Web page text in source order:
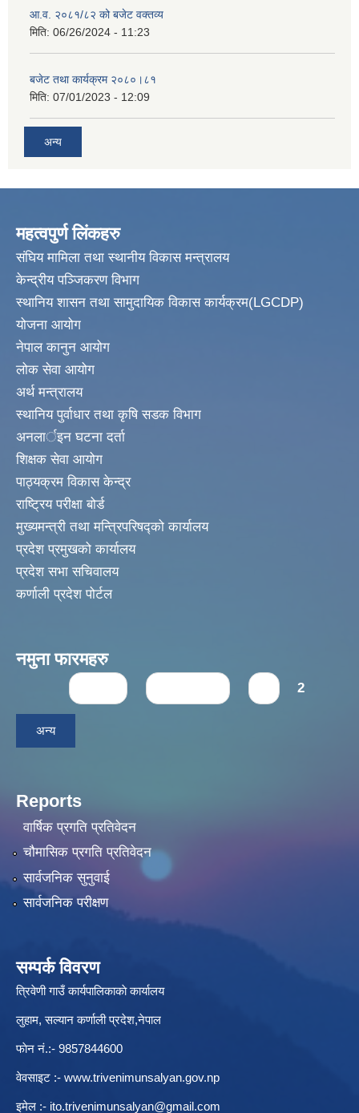
आ.व. २०८१/८२ को बजेट वक्तव्य
मिति: 06/26/2024 - 11:23
बजेट तथा कार्यक्रम २०८०।८१
मिति: 07/01/2023 - 12:09
अन्य
महत्वपुर्ण लिंकहरु
संघिय मामिला तथा स्थानीय विकास मन्त्रालय
केन्द्रीय पञ्जिकरण विभाग
स्थानिय शासन तथा सामुदायिक विकास कार्यक्रम(LGCDP)
योजना आयोग
नेपाल कानुन आयोग
लोक सेवा आयोग
अर्थ मन्त्रालय
स्थानिय पुर्वाधार तथा कृषि सडक विभाग
अनलार्इन घटना दर्ता
शिक्षक सेवा आयोग
पाठ्यक्रम विकास केन्द्र
राष्ट्रिय परीक्षा बोर्ड
मुख्यमन्त्री तथा मन्त्रिपरिषद्को कार्यालय
प्रदेश प्रमुखको कार्यालय
प्रदेश सभा सचिवालय
कर्णाली प्रदेश पोर्टल
नमुना फारमहरु
Pages 2
अन्य
Reports
वार्षिक प्रगति प्रतिवेदन
चौमासिक प्रगति प्रतिवेदन
सार्वजनिक सुनुवाई
सार्वजनिक परीक्षण
सम्पर्क विवरण
त्रिवेणी गाउँ कार्यपालिकाकाे कार्यालय
लुहाम, सल्यान कर्णाली प्रदेश,नेपाल
फाेन नं.:- 9857844600
वेवसाइट :- www.trivenimunsalyan.gov.np
इमेल :- ito.trivenimunsalyan@gmail.com